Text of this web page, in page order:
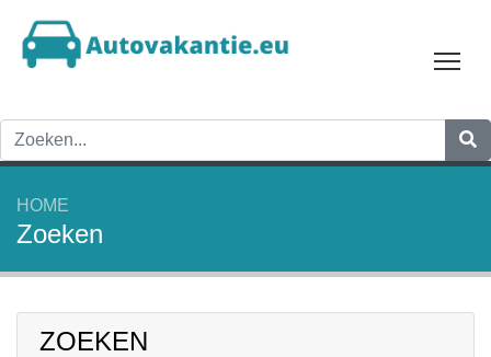
HOME
Zoeken
ZOEKEN